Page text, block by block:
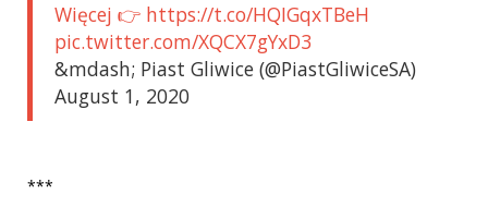
Więcej 👉 https://t.co/HQIGqxTBeH
pic.twitter.com/XQCX7gYxD3
&mdash; Piast Gliwice (@PiastGliwiceSA)
August 1, 2020
***